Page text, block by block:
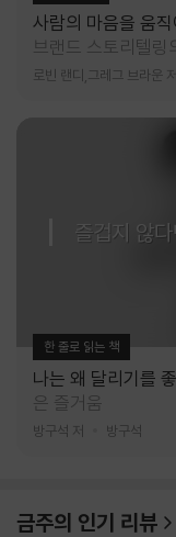
사람의 마음을 움직
브랜드 스토리텔링
즐겁지 않
한 줄로 읽는 책
나는 왜 달리기를
은 즐거움
방구석 저 방구석
금주의 인기 리뷰